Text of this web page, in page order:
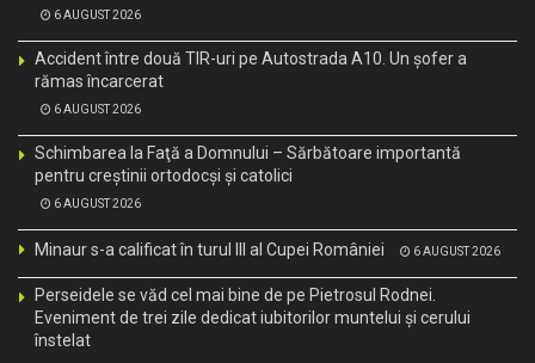
6 AUGUST 2026
Accident între două TIR-uri pe Autostrada A10. Un șofer a
rămas încarcerat
6 AUGUST 2026
Schimbarea la Faţă a Domnului – Sărbătoare importantă
pentru creştinii ortodocşi şi catolici
6 AUGUST 2026
Minaur s-a calificat în turul III al Cupei României 6 AUGUST 2026
Perseidele se văd cel mai bine de pe Pietrosul Rodnei.
Eveniment de trei zile dedicat iubitorilor muntelui și cerului
înstelat